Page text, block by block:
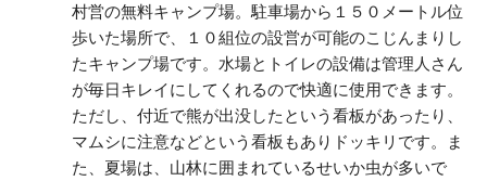
村営の無料キャンプ場。駐車場から１５０メートル位
歩いた場所で、１０組位の設営が可能のこじんまりし
たキャンプ場です。水場とトイレの設備は管理人さん
が毎日キレイにしてくれるので快適に使用できます。
ただし、付近で熊が出没したという看板があったり、
マムシに注意などという看板もありドッキリです。ま
た、夏場は、山林に囲まれているせいか虫が多いで